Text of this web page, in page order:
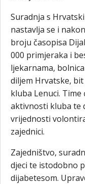
Suradnja s
nastavlja se i
broju časopisa
000 primjeraka i
ljekarnama,
diljem Hrvatske,
kluba Lenuci.
aktivnosti kluba te
vrijednosti
zajednici.
Zajedništvo,
djeci te istodobno
dijabetesom.